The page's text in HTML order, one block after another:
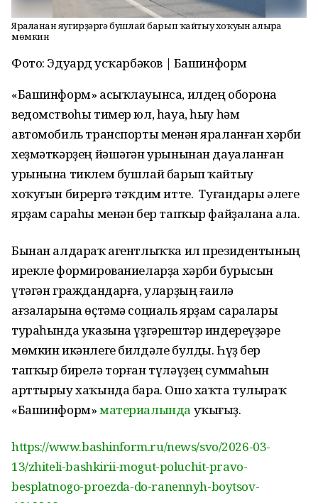
Яраланған яугирҙәргә бушлай барып ҡайтыу хоҡуғын алырға
мөмкин
Фото: Эдуард Ҡусҡарбәков | Башинформ
«Башинформ» асыҡлауынса, илдең оборона
ведомствоһы тимер юл, һауа, һыу һәм
автомобиль транспорты менән яраланған хәрби
хеҙмәткәрҙең йәшәгән урынынан дауаланған
урынына тиклем бушлай барып ҡайтыу
хоҡуғын бирергә тәҡдим итте. Туғандары әлеге
ярҙам сараһы менән бер тапҡыр файҙалана ала.
Бынан алдараҡ агентлыҡҡа ил президентының
ирекле формированиеларҙа хәрби бурысын
үтәгән граждандарға, уларҙың ғаилә
ағзаларына өҫтәмә социаль ярҙам саралары
тураһында указына үҙгәрештәр индереүҙәре
мөмкин икәнлеге билдәле булды. Һүҙ бер
тапҡыр бирелә торған түләүҙең суммаһын
арттырыу хаҡында бара. Ошо хаҡта тулыраҡ
«Башинформ»материалында уҡығыҙ.
https://www.bashinform.ru/news/svo/2026-03-
13/zhiteli-bashkirii-mogut-poluchit-pravo-
besplatnogo-proezda-do-ranennyh-boytsov-